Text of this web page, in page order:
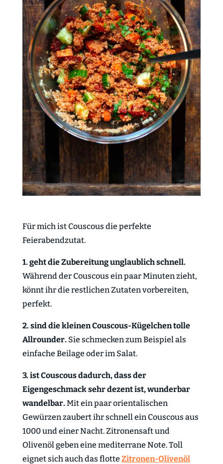
Für mich ist Couscous die perfekte
Feierabendzutat.
1. geht die Zubereitung unglaublich schnell.
Während der Couscous ein paar Minuten zieht,
könnt ihr die restlichen Zutaten vorbereiten,
perfekt.
2. sind die kleinen Couscous-Kügelchen tolle
Allrounder. Sie schmecken zum Beispiel als
einfache Beilage oder im Salat.
3. ist Couscous dadurch, dass der
Eigengeschmack sehr dezent ist, wunderbar
wandelbar. Mit ein paar orientalischen
Gewürzen zaubert ihr schnell ein Couscous aus
1000 und einer Nacht. Zitronensaft und
Olivenöl geben eine mediterrane Note. Toll
eignet sich auch das flotte Zitronen-Olivenöl